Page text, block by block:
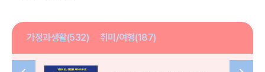
가정과생활(532) 취미/여행(187)